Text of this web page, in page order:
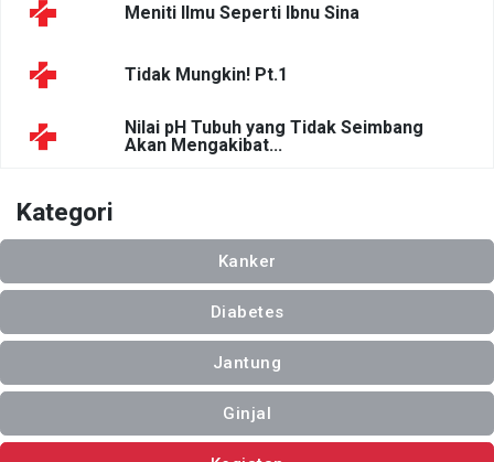
Meniti Ilmu Seperti Ibnu Sina
Tidak Mungkin! Pt.1
Nilai pH Tubuh yang Tidak Seimbang
Akan Mengakibat...
Kategori
Kanker
Diabetes
Jantung
Ginjal